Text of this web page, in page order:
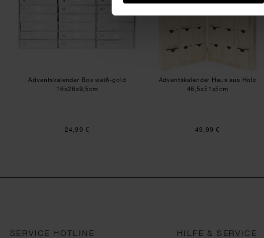
Adventskalender Box weiß-gold
16x26x9,5cm
24,99 €
Adventskalender Haus aus Holz
46,5x51x5cm
49,99 €
SERVICE HOTLINE HILFE & SERVICE